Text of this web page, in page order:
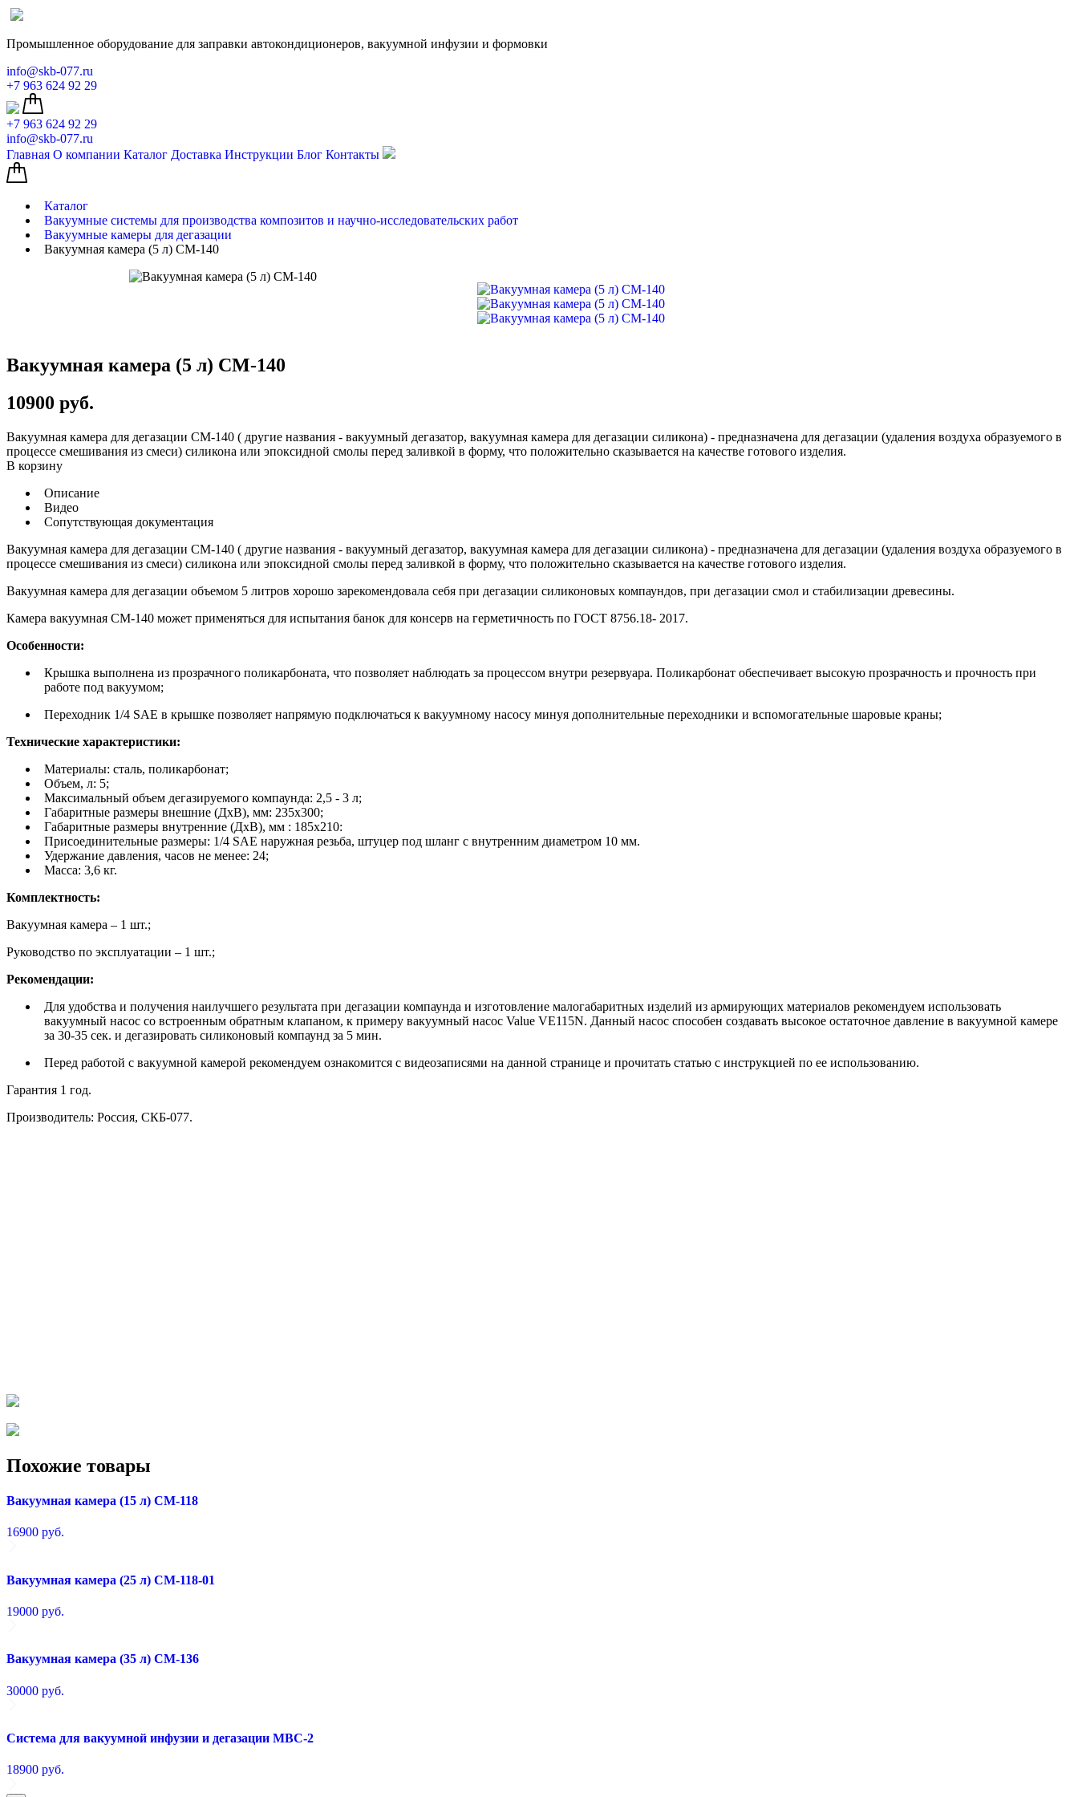
Промышленное оборудование для заправки автокондиционеров, вакуумной инфузии и формовки
info@skb-077.ru
+7 963 624 92 29
+7 963 624 92 29
info@skb-077.ru
Главная О компании Каталог Доставка Инструкции Блог Контакты
Каталог
Вакуумные системы для производства композитов и научно-исследовательских работ
Вакуумные камеры для дегазации
Вакуумная камера (5 л) СМ-140
Вакуумная камера (5 л) СМ-140
10900 руб.
Вакуумная камера для дегазации СМ-140 ( другие названия - вакуумный дегазатор, вакуумная камера для дегазации силикона) - предназначена для дегазации (удаления воздуха образуемого в
процессе смешивания из смеси) силикона или эпоксидной смолы перед заливкой в форму, что положительно сказывается на качестве готового изделия.
В корзину
Описание
Видео
Сопутствующая документация
Вакуумная камера для дегазации СМ-140 ( другие названия - вакуумный дегазатор, вакуумная камера для дегазации силикона) - предназначена для дегазации (удаления воздуха образуемого в
процессе смешивания из смеси) силикона или эпоксидной смолы перед заливкой в форму, что положительно сказывается на качестве готового изделия.
Вакуумная камера для дегазации объемом 5 литров хорошо зарекомендовала себя при дегазации силиконовых компаундов, при дегазации смол и стабилизации древесины.
Камера вакуумная СМ-140 может применяться для испытания банок для консерв на герметичность по ГОСТ 8756.18- 2017.
Особенности:
Крышка выполнена из прозрачного поликарбоната, что позволяет наблюдать за процессом внутри резервуара. Поликарбонат обеспечивает высокую прозрачность и прочность при
работе под вакуумом;
Переходник 1/4 SAE в крышке позволяет напрямую подключаться к вакуумному насосу минуя дополнительные переходники и вспомогательные шаровые краны;
Технические характеристики:
Материалы: сталь, поликарбонат;
Объем, л: 5;
Максимальный объем дегазируемого компаунда: 2,5 - 3 л;
Габаритные размеры внешние (ДхВ), мм: 235х300;
Габаритные размеры внутренние (ДхВ), мм : 185x210:
Присоединительные размеры: 1/4 SAE наружная резьба, штуцер под шланг с внутренним диаметром 10 мм.
Удержание давления, часов не менее: 24;
Масса: 3,6 кг.
Комплектность:
Вакуумная камера – 1 шт.;
Руководство по эксплуатации – 1 шт.;
Рекомендации:
Для удобства и получения наилучшего результата при дегазации компаунда и изготовление малогабаритных изделий из армирующих материалов рекомендуем использовать
вакуумный насос со встроенным обратным клапаном, к примеру вакуумный насос Value VE115N. Данный насос способен создавать высокое остаточное давление в вакуумной камере
за 30-35 сек. и дегазировать силиконовый компаунд за 5 мин.
Перед работой с вакуумной камерой рекомендуем ознакомится с видеозаписями на данной странице и прочитать статью с инструкцией по ее использованию.
Гарантия 1 год.
Производитель: Россия, СКБ-077.
Похожие товары
Вакуумная камера (15 л) СМ-118
16900 руб.
Вакуумная камера (25 л) СМ-118-01
19000 руб.
Вакуумная камера (35 л) СМ-136
30000 руб.
Система для вакуумной инфузии и дегазации МВС-2
18900 руб.